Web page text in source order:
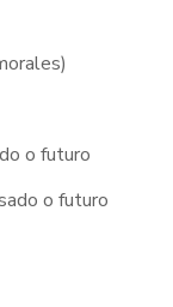
o futuro
o futuro